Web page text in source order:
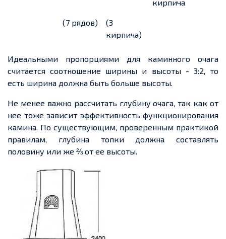
кирпича
(7 рядов)
(3
кирпича)
Идеальными пропорциями для каминного очага
считается соотношение ширины и высоты - 3:2, то
есть ширина должна быть больше высоты.
Не менее важно рассчитать глубину очага, так как от
нее тоже зависит эффективность функционирования
камина. По существующим, проверенным практикой
правилам, глубина топки должна составлять
половину или же ⅔ от ее высоты.